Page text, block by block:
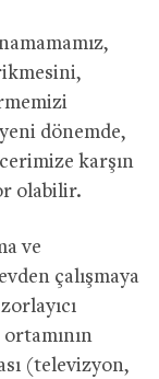
dönemde,
karşın
olabilir.
ve
çalışmaya
(televizyon,